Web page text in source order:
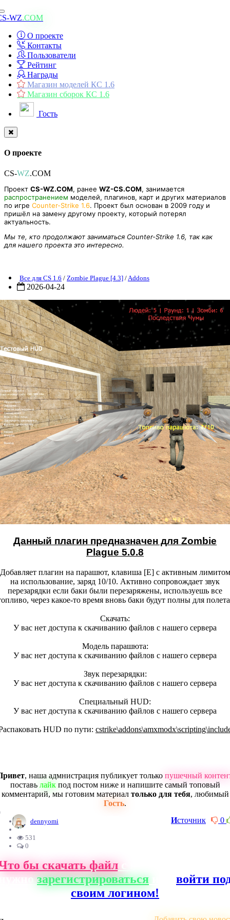
Toggle
navigation
WZ.COM
О проекте
Контакты
Пользователи
Рейтинг
Награды
Магазин моделей КС 1.6
Магазин сборок КС 1.6
Гость
О проекте
CS-WZ.COM
Проект CS-WZ.COM, ранее WZ-CS.COM, занимается
распространением моделей, плагинов, карт и других материалов
по игре Counter-Strike 1.6. Проект был основан в 2009 году и
пришёл на замену другому проекту, который потерял
актуальность.
Мы те, кто продолжают заниматься Counter-Strike 1.6, так как
для нашего проекта это интересно.
Все для CS 1.6 / Zombie Plague [4.3] / Addons
2026-04-24
Данный плагин предназначен для Zombie
Plague 5.0.8
Добавляет плагин на парашют, клавиша [E] с активным лимитом
на использование, заряд 10/10. Активно сопровождает звук
перезарядки если баки были перезаряжены, используешь все
через какое-то время вновь баки будут полны для
Скачать:
У вас нет доступа к скачиванию файлов с нашего сервера
Модель парашюта:
У вас нет доступа к скачиванию файлов с нашего сервера
Звук перезарядки:
У вас нет доступа к скачиванию файлов с нашего сервера
Специальный HUD:
У вас нет доступа к скачиванию файлов с нашего сервера
HUD по пути:
, наша адмнистрация публикует только пушечный
поставь лайкпод постом ниже и напишите самый топовый
комментарий, мы готовим материал только для тебя, любимый
Гость.
0
Источник
dennyomi
531
0
бы скачать файлс нашего сайта,
зарегистрироваться
войти
своим логином!